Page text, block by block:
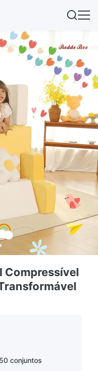
Compressível
50 conjuntos